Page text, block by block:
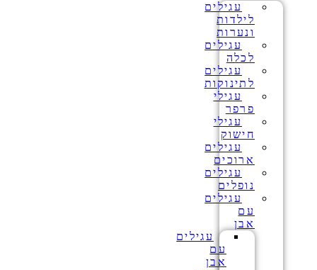
עגילים
לילדות
ונערות
עגילים
לכלה
עגילים
לתינוקות
עגילי
פרפר
עגילי
חישוק
עגילים
ארוכים
עגילים
נופלים
עגילים
עם
אבן
עגילים
עם
אבן